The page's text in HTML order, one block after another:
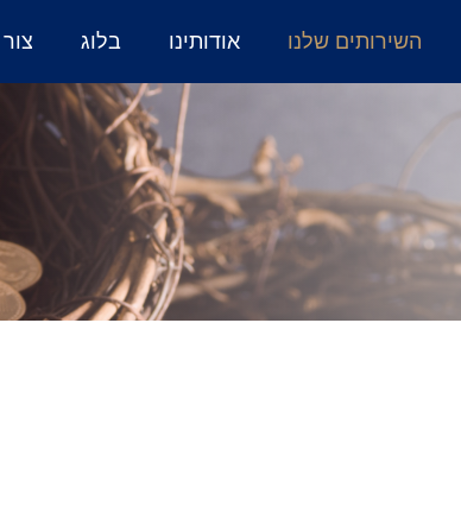
השירותים שלנו אודותינו בלוג